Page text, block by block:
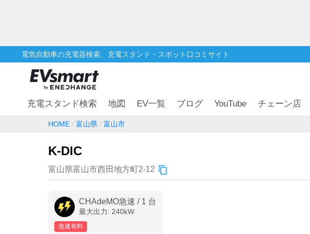
電気自動車の充電器検索、充電スタンド・スポット口コミサイト
充電スタンド検索 地図 EV一覧 ブログ YouTube チェーン店
HOME 富山県 富山市
K-DIC
富山県富山市西田地方町2-12
CHAdeMO急速 / 1 台
最大出力: 240kW
急速有料